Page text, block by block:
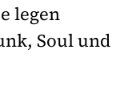
legen
Soul und